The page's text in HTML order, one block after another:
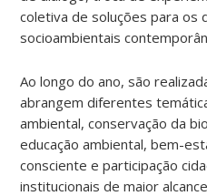
coletiva de soluções para os
socioambientais
Ao longo do ano, são
abrangem diferentes
ambiental, conservação da
educação ambiental, bem-
consciente e participação
institucionais de maior